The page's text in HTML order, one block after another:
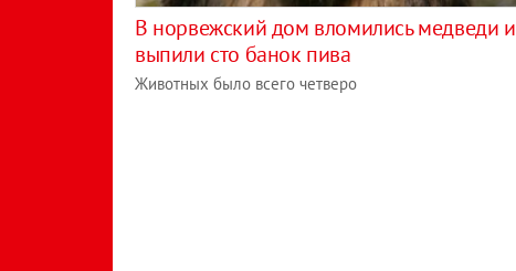
В норвежский дом вломились медведи и
выпили сто банок пива
Животных было всего четверо